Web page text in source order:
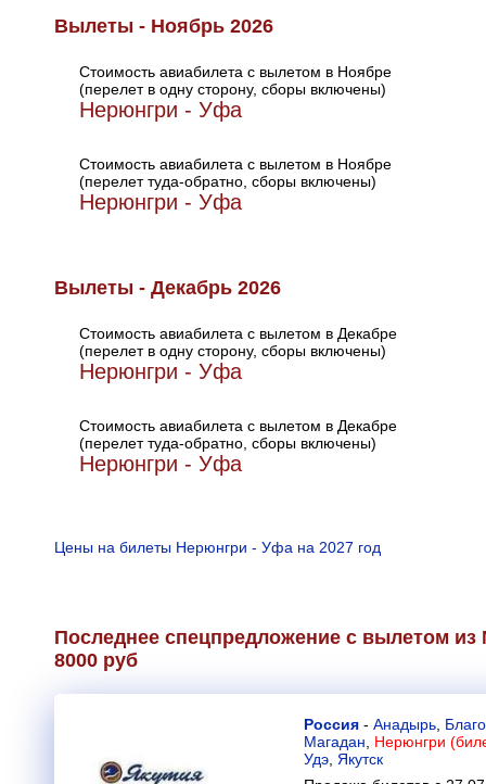
Вылеты - Ноябрь 2026
Стоимость авиабилета с вылетом в Ноябре
(перелет в одну сторону, сборы включены)
Нерюнгри - Уфа
Стоимость авиабилета с вылетом в Ноябре
(перелет туда-обратно, сборы включены)
Нерюнгри - Уфа
Вылеты - Декабрь 2026
Стоимость авиабилета с вылетом в Декабре
(перелет в одну сторону, сборы включены)
Нерюнгри - Уфа
Стоимость авиабилета с вылетом в Декабре
(перелет туда-обратно, сборы включены)
Нерюнгри - Уфа
Цены на билеты Нерюнгри - Уфа на 2027 год
Последнее спецпредложение с вылетом
8000 руб
Россия - Анадырь
Магадан
Нерюнгри
Удэ Якутск